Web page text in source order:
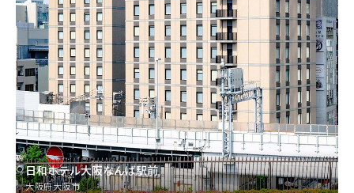
日和ホテル大阪なんば駅前
大阪府大阪市